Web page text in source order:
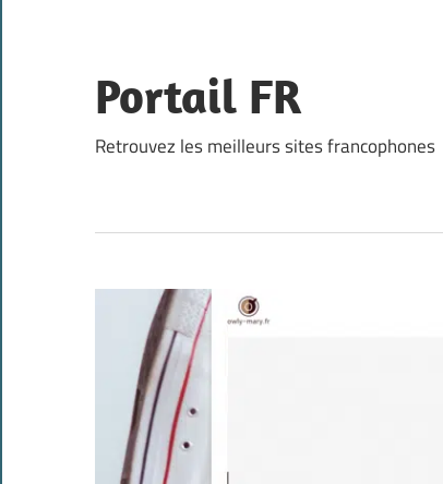
content
Portail FR
Retrouvez les meilleurs sites francophones